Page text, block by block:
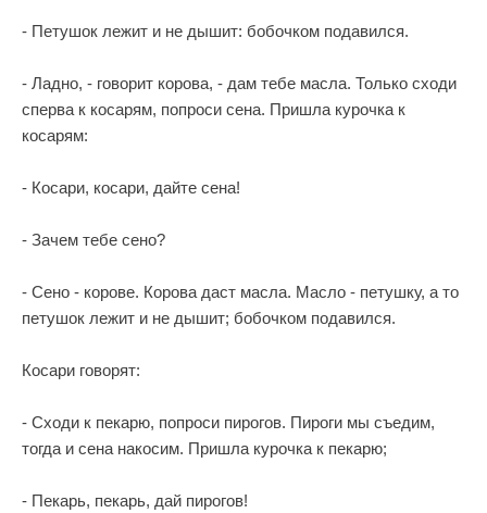
- Петушок лежит и не дышит: бобочком подавился.
- Ладно, - говорит корова, - дам тебе масла. Только сходи
сперва к косарям, попроси сена. Пришла курочка к
косарям:
- Косари, косари, дайте сена!
- Зачем тебе сено?
- Сено - корове. Корова даст масла. Масло - петушку, а то
петушок лежит и не дышит; бобочком подавился.
Косари говорят:
- Сходи к пекарю, попроси пирогов. Пироги мы съедим,
тогда и сена накосим. Пришла курочка к пекарю;
- Пекарь, пекарь, дай пирогов!